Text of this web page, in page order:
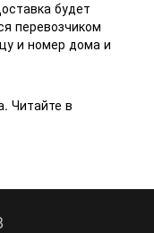
будет
перевозчиком
и номер дома и
Читайте в